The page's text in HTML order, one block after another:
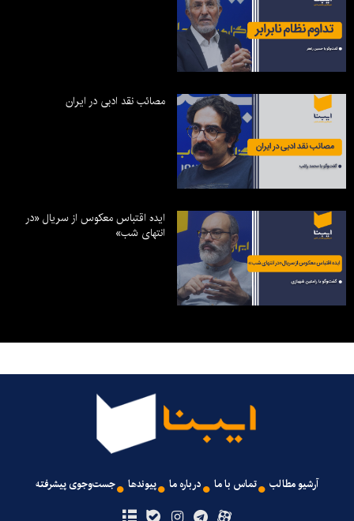
مصائب نقد ادبی در ایران
ایده اقتباس معکوس از سریال «در
انتهای شب»
آرشیو مطالب تماس با ما درباره ما پیوندها جست‌وجوی پیشرفته